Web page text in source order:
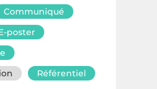
Communiqué
poster
Référentiel